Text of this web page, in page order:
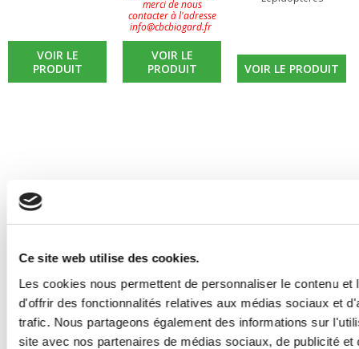
Ce site web utilise des cookies.
Les cookies nous permettent de personnaliser le contenu et
d'offrir des fonctionnalités relatives aux médias sociaux et
trafic. Nous partageons également des informations sur
site avec nos partenaires de médias sociaux, de publicité et
VOIR LE
PRODUIT
merci de nous
contacter à l'adresse
info@cbcbiogard.fr
VOIR LE
PRODUIT
VOIR LE PRODUIT